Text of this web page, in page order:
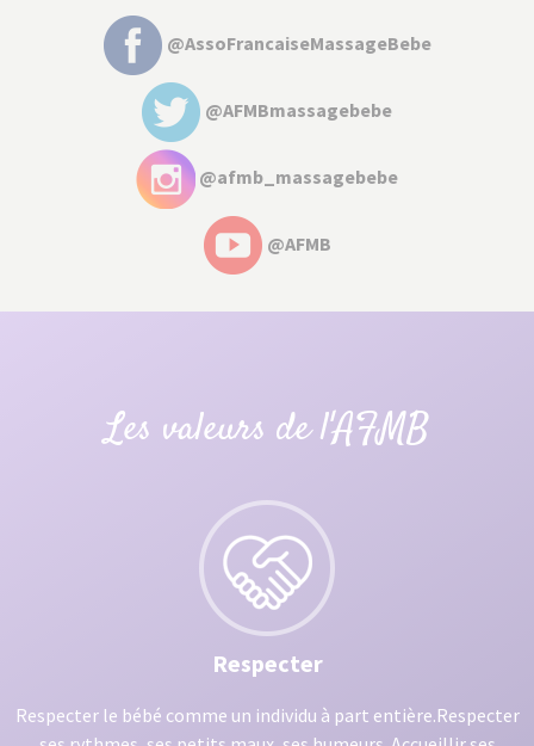
@AssoFrancaiseMassageBebe
@AFMBmassagebebe
@afmb_massagebebe
@AFMB
Les valeurs de l'AFMB
Respecter
Respecter le bébé comme un individu à part entière.Respecter